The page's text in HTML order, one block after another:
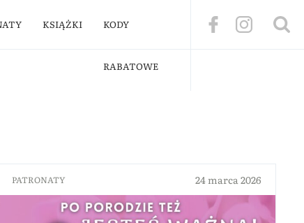
KSIĄŻKI KODY
RABATOWE
PATRONATY 24 marca 2026